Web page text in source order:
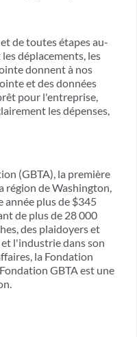
de toutes étapes au-
déplacements, les
donnent à nos
et des données
pour l'entreprise,
les dépenses,
(GBTA), la première
région de Washington,
année plus de $345
de plus de 28 000
des plaidoyers et
et l'industrie dans son
la Fondation
GBTA est une